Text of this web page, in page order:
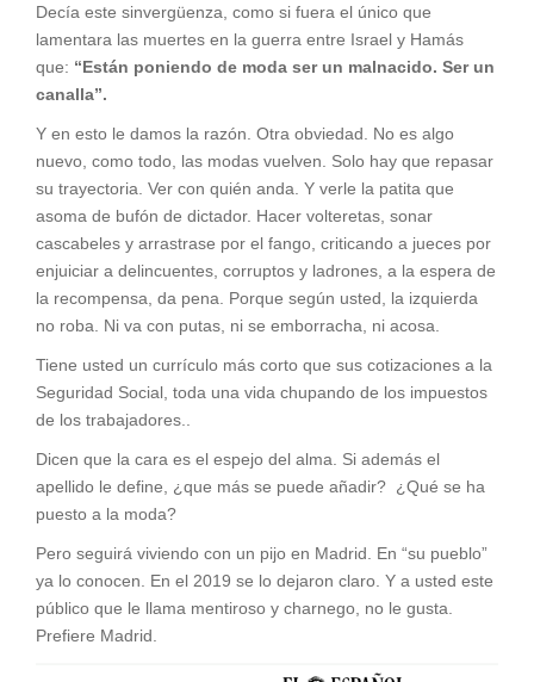
Decía este sinvergüenza, como si fuera el único que
lamentara las muertes en la guerra entre Israel y Hamás
que: “Están poniendo de moda ser un malnacido. Ser un
canalla”.
Y en esto le damos la razón. Otra obviedad. No es algo
nuevo, como todo, las modas vuelven. Solo hay que repasar
su trayectoria. Ver con quién anda. Y verle la patita que
asoma de bufón de dictador. Hacer volteretas, sonar
cascabeles y arrastrase por el fango, criticando a jueces por
enjuiciar a delincuentes, corruptos y ladrones, a la espera de
la recompensa, da pena. Porque según usted, la izquierda
no roba. Ni va con putas, ni se emborracha, ni acosa.
Tiene usted un currículo más corto que sus cotizaciones a la
Seguridad Social, toda una vida chupando de los impuestos
de los trabajadores..
Dicen que la cara es el espejo del alma. Si además el
apellido le define, ¿que más se puede añadir? ¿Qué se ha
puesto a la moda?
Pero seguirá viviendo con un pijo en Madrid. En “su pueblo”
ya lo conocen. En el 2019 se lo dejaron claro. Y a usted este
público que le llama mentiroso y charnego, no le gusta.
Prefiere Madrid.